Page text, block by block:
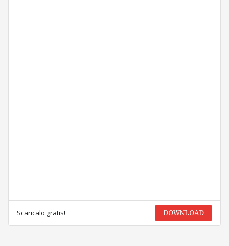
Scaricalo gratis! DOWNLOAD